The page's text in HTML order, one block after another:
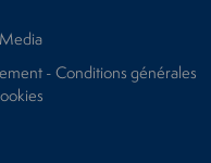
-Conditions générales